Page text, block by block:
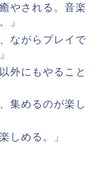
やされる。音楽
」
ながらプレイで
外にもやること
集めるのが楽し
しめる。」